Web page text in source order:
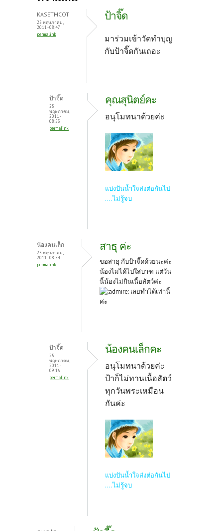
o
o
k
er es
t
KASETMCOT
25 พฤษภาคม,
2011 - 08:47
permalink
ป้าจิ๊ด
มาร่วมเข้าวัดทำบุญ
กับป้าจิ๊ดกันเถอะ
ป้าจี๊ด
25
พฤษภาคม,
2011 -
08:53
permalink
คุณสุนิตย์คะ
อนุโมทนาด้วยค่ะ
แบ่งปันน้ำใจส่งต่อกันไป
....ไม่รู้จบ
น้องคนเล็ก
25 พฤษภาคม,
2011 - 08:54
permalink
สาธุ ค่ะ
ขอสาธุ กับป้าจี๊ดด้วยนะค่ะ
น้องไม่ได้ไปใส่บาฑ แต่วัน
นี้น้องไม่กินเนื้อสัตว์ค่ะ
เลยทำได้เท่านี้
ค่ะ
ป้าจี๊ด
25
พฤษภาคม,
2011 -
09:16
permalink
น้องคนเล็กคะ
อนุโมทนาด้วยค่ะ
ป้าก็ไม่ทานเนื้อสัตว์
ทุกวันพระเหมือน
กันค่ะ
แบ่งปันน้ำใจส่งต่อกันไป
....ไม่รู้จบ